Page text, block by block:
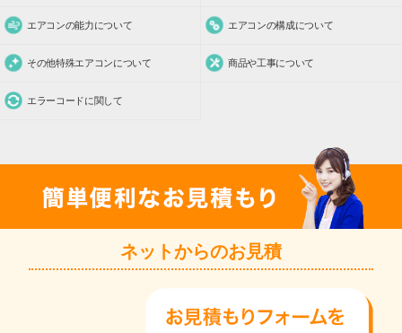
エアコンの能力について エアコンの構成について
その他特殊エアコンについて 商品や工事について
エラーコードに関して
ネットからのお見積